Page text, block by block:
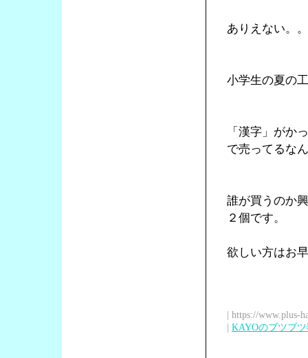
ありえない。
小学生の夏の
「漢字」がか
で売ってるな
誰が買うのか
２個です。
欲しい方はお
| https://www.plus-
| KAYOのブツブ